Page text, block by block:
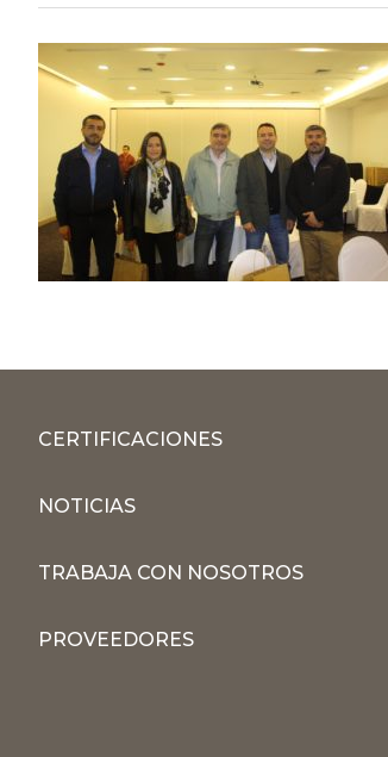
CERTIFICACIONES
NOTICIAS
TRABAJA CON NOSOTROS
PROVEEDORES